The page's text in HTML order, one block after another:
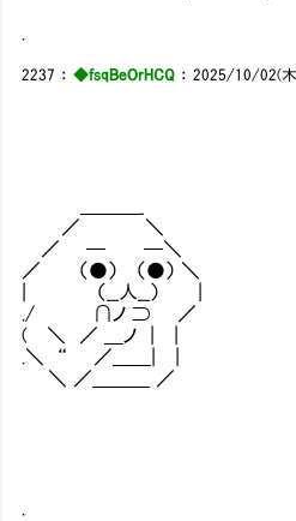
2237 ：◆fsqBeOrHCQ ：2025/10/02(木
／ ＼
／ ─ ─＼
／ （●） （●）
| （__人__） |
./ ∩ノ ⊃ ／ （解散
( ＼ ／ ＿ノ | |
.＼ “ ／＿＿| |
＼ ／＿＿＿ ／